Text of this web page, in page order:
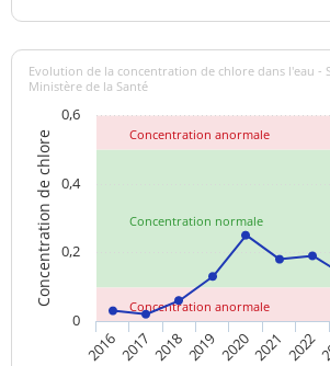
Concentration normale
Concentration anormale
Concentration anormale
Concentration de chlore
Evolution de la concentration de chlore dans l'eau -
Ministère de la Santé
20162017 2018201920202021 2022
0
0,2
0,4
0,6